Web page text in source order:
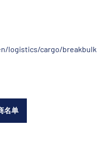
logistics/cargo/breakbulk
名单